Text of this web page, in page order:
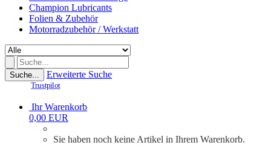
Champion Lubricants
Folien & Zubehör
Motorradzubehör / Werkstatt
Suche... Erweiterte Suche
Trustpilot
Ihr Warenkorb
0,00 EUR
Sie haben noch keine Artikel in Ihrem Warenkorb.